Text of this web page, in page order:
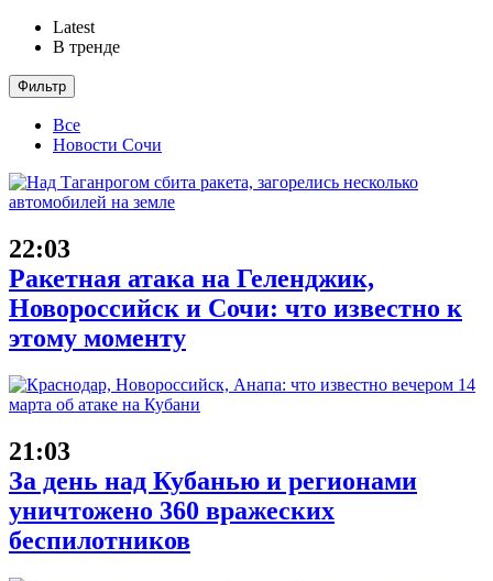
Latest
В тренде
Фильтр
Все
Новости Сочи
22:03
Ракетная атака на Геленджик,
Новороссийск и Сочи: что известно к
этому моменту
21:03
За день над Кубанью и регионами
уничтожено 360 вражеских
беспилотников